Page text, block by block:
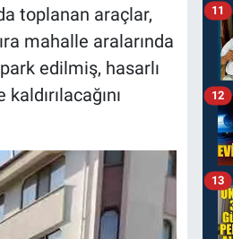
toplanan araçlar,
mahalle aralarında
edilmiş, hasarlı
11
12
13